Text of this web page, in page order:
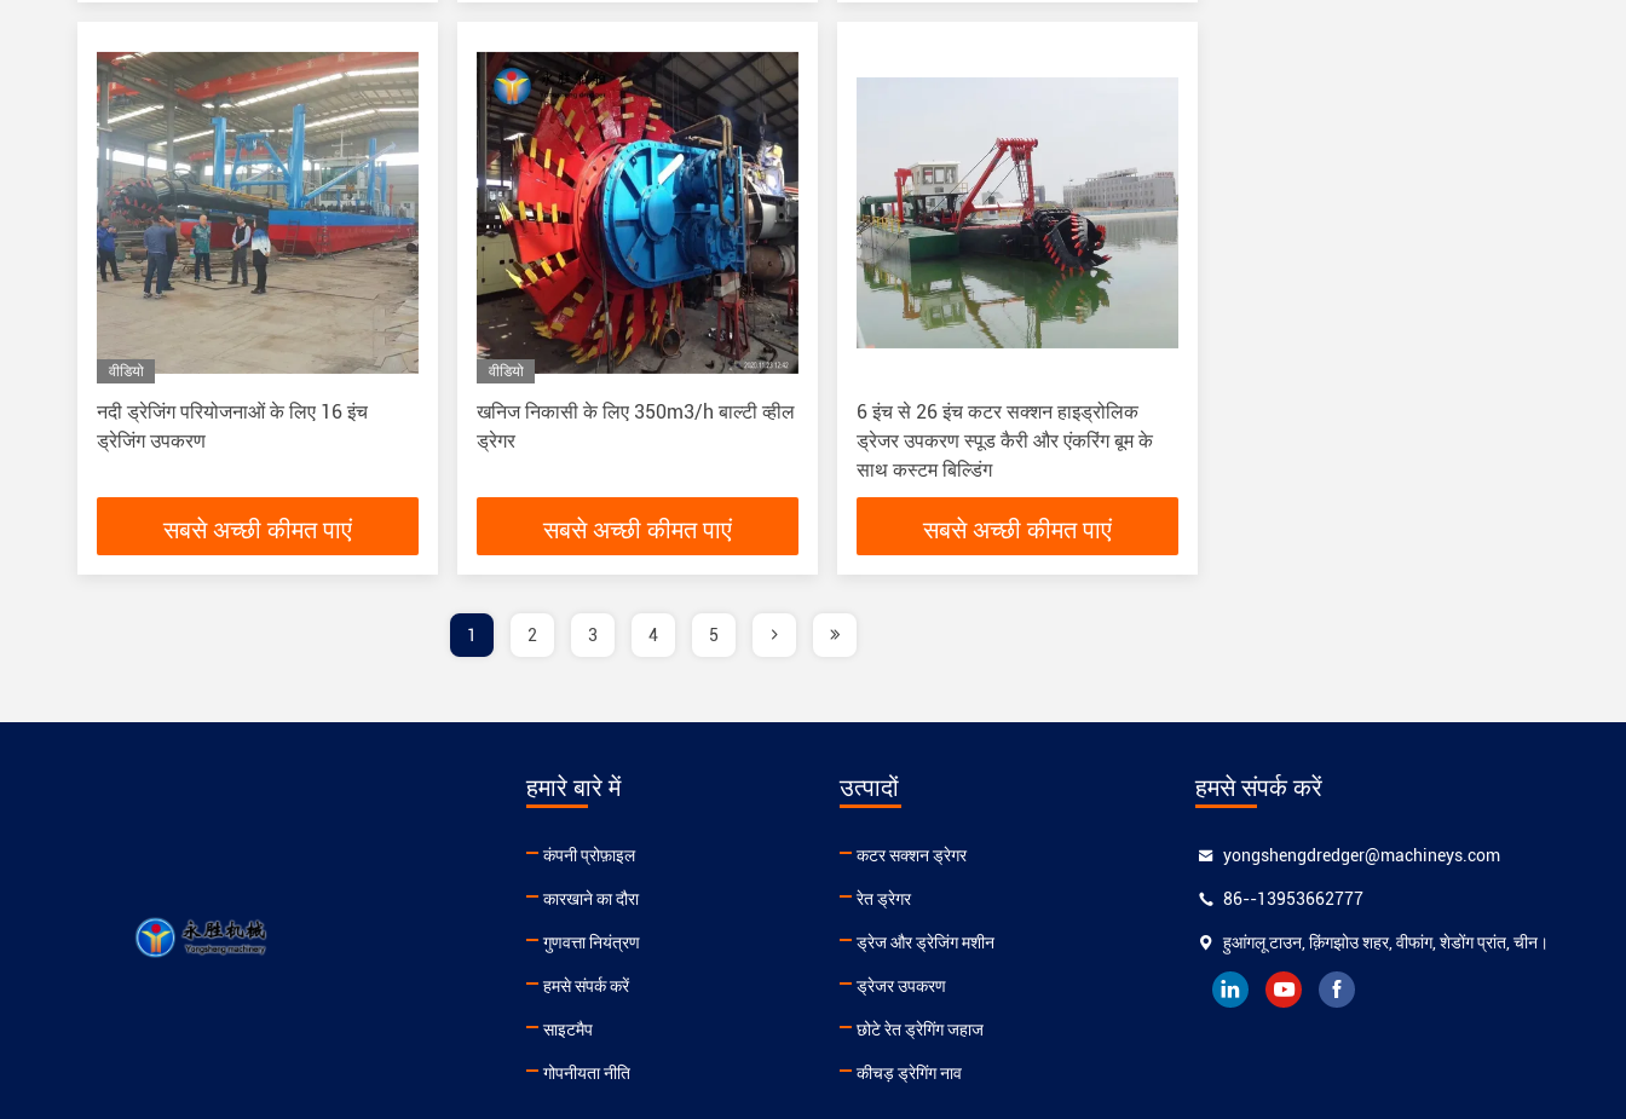
वीडियो
नदी ड्रेजिंग परियोजनाओं के लिए 16 इंच
ड्रेजिंग उपकरण
सबसे अच्छी कीमत पाएं
वीडियो
खनिज निकासी के लिए 350m3/h बाल्टी व्हील
ड्रेगर
सबसे अच्छी कीमत पाएं
6 इंच से 26 इंच कटर सक्शन हाइड्रोलिक
ड्रेजर उपकरण स्पूड कैरी और एंकरिंग बूम के
साथ कस्टम बिल्डिंग
सबसे अच्छी कीमत पाएं
1 2 3 4 5
हमारे बारे में
कंपनी प्रोफ़ाइल
कारखाने का दौरा
गुणवत्ता नियंत्रण
हमसे संपर्क करें
साइटमैप
गोपनीयता नीति
उत्पादों
कटर सक्शन ड्रेगर
रेत ड्रेगर
ड्रेज और ड्रेजिंग मशीन
ड्रेजर उपकरण
छोटे रेत ड्रेगिंग जहाज
कीचड़ ड्रेगिंग नाव
हमसे संपर्क करें
yongshengdredger@machineys.com
86--13953662777
हुआंगलू टाउन, क़िंगझोउ शहर, वीफांग, शेडोंग प्रांत, चीन।